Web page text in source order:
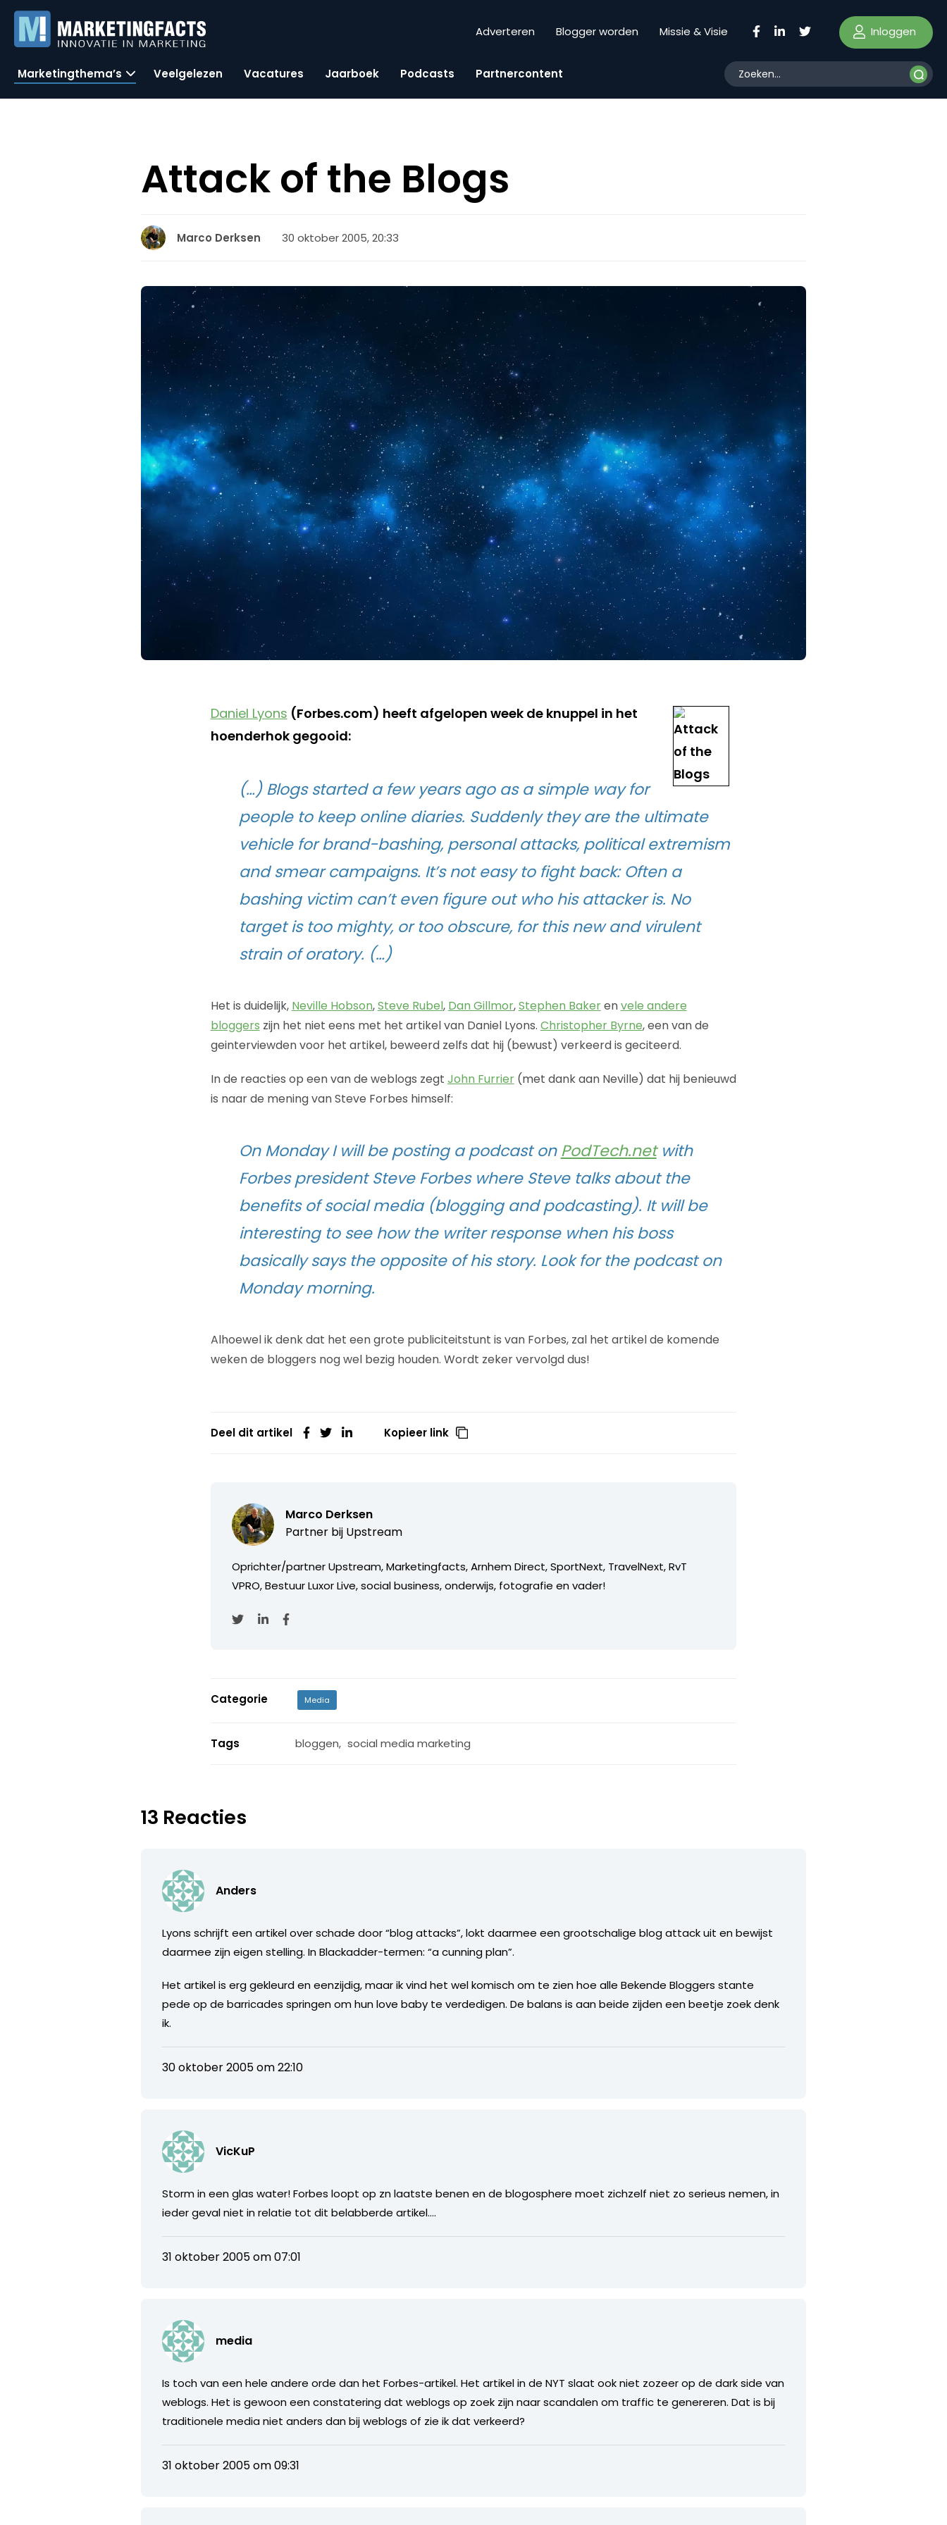
Adverteren Blogger worden Missie & Visie Inloggen
Marketingthema’s Veelgelezen Vacatures Jaarboek Podcasts Partnercontent
Attack of the Blogs
Marco Derksen 30 oktober 2005, 20:33
Daniel Lyons (Forbes.com) heeft afgelopen week de knuppel in het
hoenderhok gegooid:
(…) Blogs started a few years ago as a simple way for
people to keep online diaries. Suddenly they are the ultimate
vehicle for brand-bashing, personal attacks, political extremism
and smear campaigns. It’s not easy to fight back: Often a
bashing victim can’t even figure out who his attacker is. No
target is too mighty, or too obscure, for this new and virulent
strain of oratory. (…)
Het is duidelijk, Neville Hobson,Steve Rubel, Dan Gillmor,Stephen Bakerenvele andere
bloggers zijn het niet eens met het artikel van Daniel Lyons. Christopher Byrne, een van de
geinterviewden voor het artikel, beweerd zelfs dat hij (bewust) verkeerd is geciteerd.
In de reacties op een van de weblogs zegt John Furrier(met dank aan Neville) dat hij benieuwd
is naar de mening van Steve Forbes himself:
On Monday I will be posting a podcast onPodTech.netwith
Forbes president Steve Forbes where Steve talks about the
benefits of social media (blogging and podcasting). It will be
interesting to see how the writer response when his boss
basically says the opposite of his story. Look for the podcast on
Monday morning.
Alhoewel ik denk dat het een grote publiciteitstunt is van Forbes, zal het artikel de komende
weken de bloggers nog wel bezig houden. Wordt zeker vervolgd dus!
Deel dit artikel Kopieer link
Marco Derksen
Partner bij Upstream
Oprichter/partner Upstream, Marketingfacts, Arnhem Direct, SportNext, TravelNext, RvT
VPRO, Bestuur Luxor Live, social business, onderwijs, fotografie en vader!
Categorie Media
Tags bloggen, social media marketing
13 Reacties
Anders
Lyons schrijft een artikel over schade door “blog attacks”, lokt daarmee een grootschalige blog attack uit en bewijst
daarmee zijn eigen stelling. In Blackadder-termen: “a cunning plan”.
Het artikel is erg gekleurd en eenzijdig, maar ik vind het wel komisch om te zien hoe alle Bekende Bloggers stante
pede op de barricades springen om hun love baby te verdedigen. De balans is aan beide zijden een beetje zoek denk
ik.
30 oktober 2005 om 22:10
VicKuP
Storm in een glas water! Forbes loopt op zn laatste benen en de blogosphere moet zichzelf niet zo serieus nemen, in
ieder geval niet in relatie tot dit belabberde artikel….
31 oktober 2005 om 07:01
media
Is toch van een hele andere orde dan het Forbes-artikel. Het artikel in de NYT slaat ook niet zozeer op de dark side van
weblogs. Het is gewoon een constatering dat weblogs op zoek zijn naar scandalen om traffic te genereren. Dat is bij
traditionele media niet anders dan bij weblogs of zie ik dat verkeerd?
31 oktober 2005 om 09:31